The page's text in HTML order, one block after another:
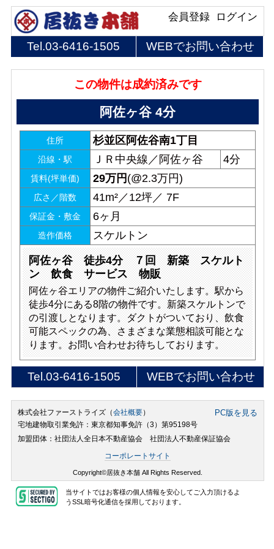
ログイン
会員登録
Tel.03-6416-1505 WEBでお問い合わせ
この物件は成約済みです
阿佐ヶ谷 4分
住所 杉並区阿佐谷南1丁目
沿線・駅 ＪＲ中央線／阿佐ヶ谷 4分
賃料(坪単価) 29万円 (@2.3万円)
広さ／階数 41m²／12坪／ 7F
保証金・敷金 6ヶ月
造作価格 スケルトン
阿佐ヶ谷 徒歩4分 ７回 新築 スケルト
ン 飲食 サービス 物販
阿佐ヶ谷エリアの物件ご紹介いたします。駅から
徒歩4分にある8階の物件です。新築スケルトンで
の引渡しとなります。ダクトがついており、飲食
可能スペックの為、さまざまな業態相談可能とな
ります。お問い合わせお待ちしております。
Tel.03-6416-1505 WEBでお問い合わせ
株式会社ファーストライズ（会社概要） PC版を見る
宅地建物取引業免許：東京都知事免許（3）第95198号
加盟団体：社団法人全日本不動産協会 社団法人不動産保証協会
コーポレートサイト
Copyright©居抜き本舗 All Rights Reserved.
当サイトではお客様の個人情報を安心してご入力頂けるよ
うSSL暗号化通信を採用しております。